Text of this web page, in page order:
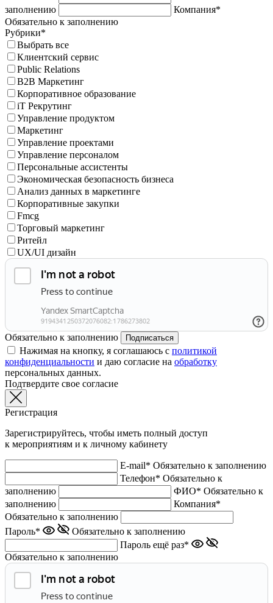
заполнению
Компания*
Обязательно к заполнению
Рубрики*
Выбрать все
Клиентский сервис
Public Relations
B2B Маркетинг
Корпоративное образование
iT Рекрутинг
Управление продуктом
Маркетинг
Управление проектами
Управление персоналом
Персональные ассистенты
Экономическая безопасность бизнеса
Анализ данных в маркетинге
Корпоративные закупки
Fmcg
Торговый маркетинг
Ритейл
UX/UI дизайн
Обязательно к заполнению Подписаться
Нажимая на кнопку, я соглашаюсь с политикой
конфиденциальности и даю согласие на обработку
персональных данных.
Подтвердите свое согласие
Регистрация
Зарегистрируйтесь, чтобы иметь полный доступ
к мероприятиям и к личному кабинету
E-mail* Обязательно к заполнению
Телефон* Обязательно к
заполнению
ФИО* Обязательно к
заполнению
Компания*
Обязательно к заполнению
Пароль*
Обязательно к заполнению
Пароль ещё раз*
Обязательно к заполнению